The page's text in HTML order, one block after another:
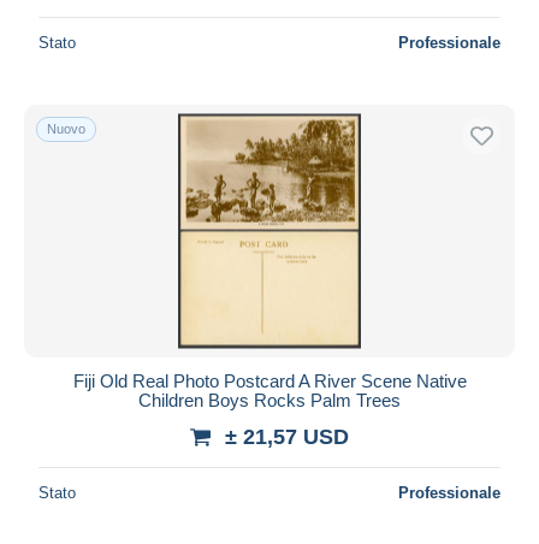
Stato Professionale
Nuovo
Fiji Old Real Photo Postcard A River Scene Native
Children Boys Rocks Palm Trees
± 21,57 USD
Stato Professionale